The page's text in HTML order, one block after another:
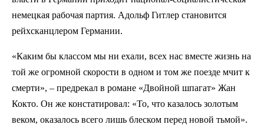
немецкая рабочая партия. Адольф Гитлер становится
рейхсканцлером Германии.
«Каким бы классом мы ни ехали, всех нас вместе жизнь на
той же огромной скорости в одном и том же поезде мчит к
смерти», – предрекал в романе «Двойной шпагат» Жан
Кокто. Он же констатировал: «То, что казалось золотым
веком, оказалось всего лишь блеском перед новой тьмой».